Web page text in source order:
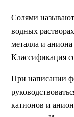
Солями
водных
металла и аниона
Классификация
При написании
катионов и